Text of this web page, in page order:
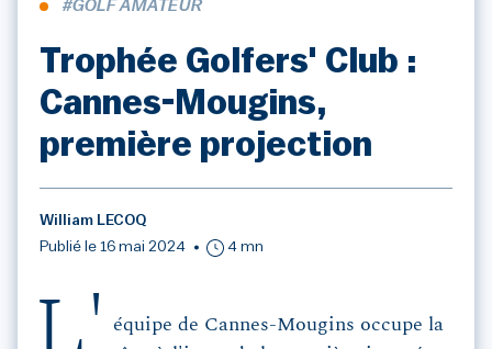
#GOLF AMATEUR
Trophée Golfers' Club :
Cannes-Mougins,
première projection
William LECOQ
Publié le 16 mai 2024
4 mn
équipe de Cannes-Mougins occupe la